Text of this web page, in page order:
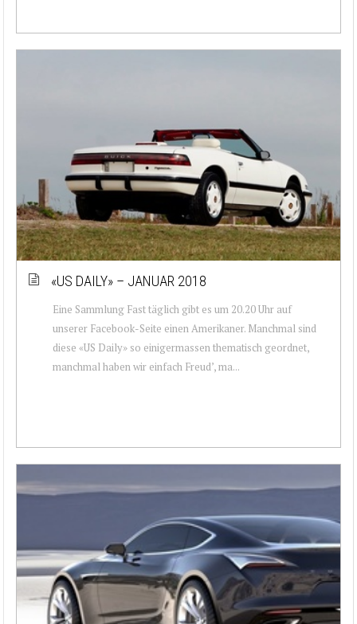
«US DAILY» – JANUAR 2018
Eine Sammlung Fast täglich gibt es um 20.20 Uhr auf
unserer Facebook-Seite einen Amerikaner. Manchmal sind
diese «US Daily» so einigermassen thematisch geordnet,
manchmal haben wir einfach Freud’, ma...